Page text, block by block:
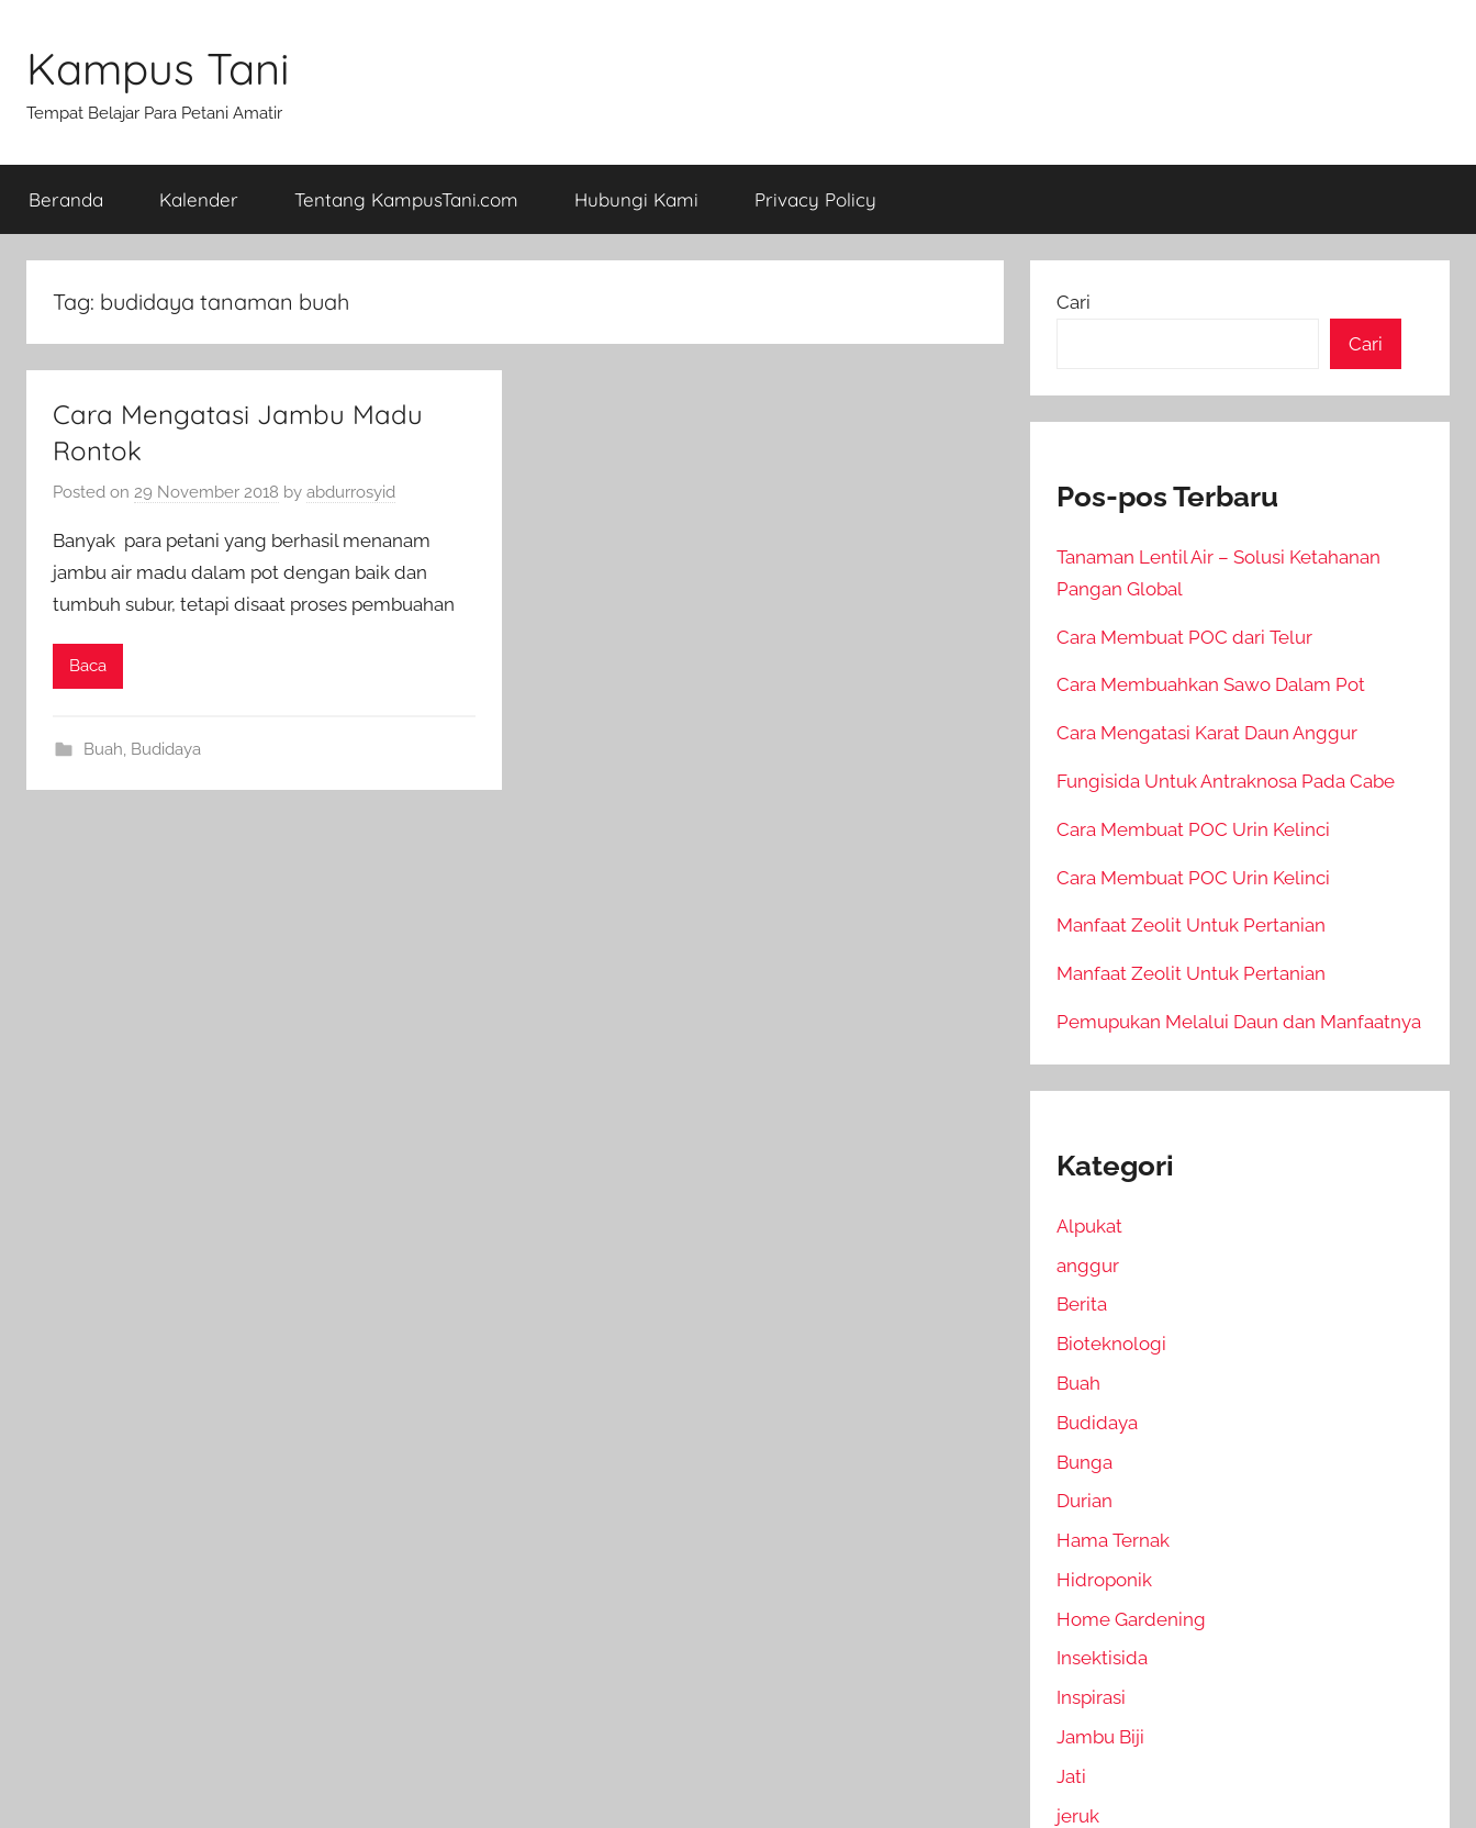
content
Kampus Tani
Tempat Belajar Para Petani Amatir
Beranda Kalender Tentang KampusTani.com Hubungi Kami Privacy Policy
Tag: budidaya tanaman buah
Cara Mengatasi Jambu Madu
Rontok
Posted on 29 November 2018 by abdurrosyid
Banyak para petani yang berhasil menanam
jambu air madu dalam pot dengan baik dan
tumbuh subur, tetapi disaat proses pembuahan
Baca
Buah, Budidaya
Cari
Cari
Pos-pos Terbaru
Tanaman Lentil Air – Solusi Ketahanan
Pangan Global
Cara Membuat POC dari Telur
Cara Membuahkan Sawo Dalam Pot
Cara Mengatasi Karat Daun Anggur
Fungisida Untuk Antraknosa Pada Cabe
Cara Membuat POC Urin Kelinci
Cara Membuat POC Urin Kelinci
Manfaat Zeolit Untuk Pertanian
Manfaat Zeolit Untuk Pertanian
Pemupukan Melalui Daun dan Manfaatnya
Kategori
Alpukat
anggur
Berita
Bioteknologi
Buah
Budidaya
Bunga
Durian
Hama Ternak
Hidroponik
Home Gardening
Insektisida
Inspirasi
Jambu Biji
Jati
jeruk